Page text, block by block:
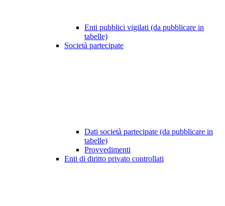
Enti pubblici vigilati (da pubblicare in
tabelle)
Società partecipate
Dati società partecipate (da pubblicare in
tabelle)
Provvedimenti
Enti di diritto privato controllati